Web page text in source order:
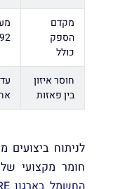
מקדם
הספק
כולל
חוסר איזון
בין פאזות
לניתוח
חומר מקצועי של